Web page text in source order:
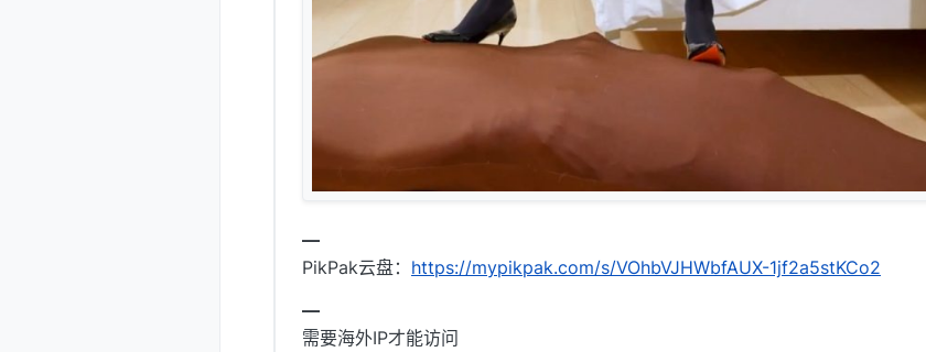
━
PikPak云盘： https://mypikpak.com/s/VOhbVJHWbfAUX-1jf2a5stKCo2
━
需要海外IP才能访问